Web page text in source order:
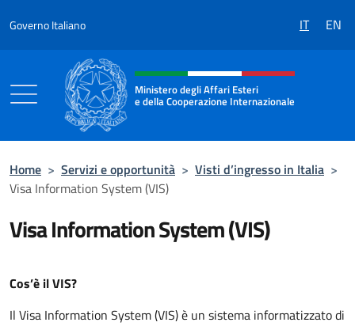
Governo Italiano IT EN
Intestazione sito, social e menù
Ministero degli Affari Esteri
e della Cooperazione Internazionale
Home > Servizi e opportunità > Visti d’ingresso in Italia >
Visa Information System (VIS)
Visa Information System (VIS)
Cos’è il VIS?
Il Visa Information System (VIS) è un sistema informatizzato di